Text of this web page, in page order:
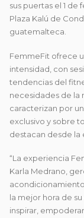
sus puertas el 1 de
Plaza Kalú de
guatemalteca.
FemmeFit ofrece
intensidad, con
tendencias del
necesidades de la
caracterizan por
exclusivo y sobre
destacan desde la
“La experiencia
Karla Medrano,
la mejor hora de
inspirar,